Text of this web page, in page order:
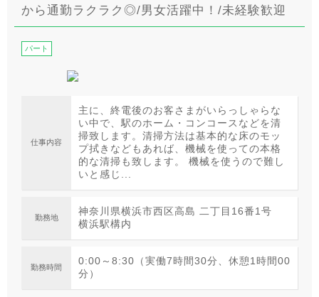
から通勤ラクラク◎/男女活躍中！/未経験歓迎
パート
仕事内容
主に、終電後のお客さまがいらっしゃらな
い中で、駅のホーム・コンコースなどを清
掃致します。清掃方法は基本的な床のモッ
プ拭きなどもあれば、機械を使っての本格
的な清掃も致します。 機械を使うので難し
いと感じ...
勤務地
神奈川県横浜市西区高島 二丁目16番1号
横浜駅構内
勤務時間
0:00～8:30（実働7時間30分、休憩1時間00
分）